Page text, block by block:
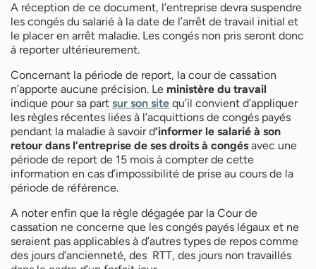
A réception de ce document, l’entreprise devra suspendre
les congés du salarié à la date de l’arrêt de travail initial et
le placer en arrêt maladie. Les congés non pris seront donc
à reporter ultérieurement.
Concernant la période de report, la cour de cassation
n’apporte aucune précision. Le ministère du travail
indique pour sa part sur son site qu’il convient d’appliquer
les règles récentes liées à l’acquittions de congés payés
pendant la maladie à savoir d’informer le salarié à son
retour dans l’entreprise de ses droits à congés avec une
période de report de 15 mois à compter de cette
information en cas d’impossibilité de prise au cours de la
période de référence.
A noter enfin que la règle dégagée par la Cour de
cassation ne concerne que les congés payés légaux et ne
seraient pas applicables à d’autres types de repos comme
des jours d’ancienneté, des RTT, des jours non travaillés